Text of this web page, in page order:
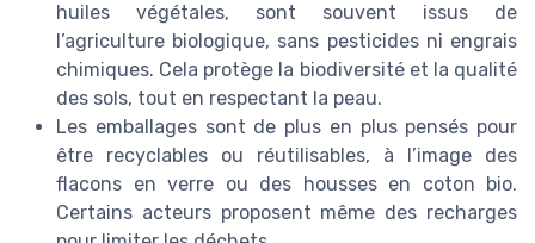
huiles végétales, sont souvent issus de
l’agriculture biologique, sans pesticides ni engrais
chimiques. Cela protège la biodiversité et la qualité
des sols, tout en respectant la peau.
Les emballages sont de plus en plus pensés pour
être recyclables ou réutilisables, à l’image des
flacons en verre ou des housses en coton bio.
Certains acteurs proposent même des recharges